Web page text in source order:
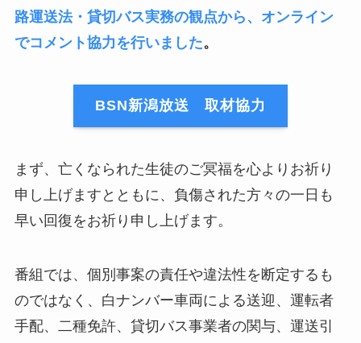
路運送法・貸切バス実務の観点から、オンライン
でコメント協力を行いました。
BSN新潟放送 取材協力
まず、亡くなられた生徒のご冥福を心よりお祈り
申し上げますとともに、負傷された方々の一日も
早い回復をお祈り申し上げます。
番組では、個別事案の責任や違法性を断定するも
のではなく、白ナンバー車両による送迎、運転者
手配、二種免許、貸切バス事業者の関与、運送引